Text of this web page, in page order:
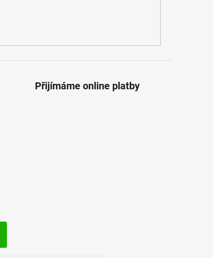
Přijímáme online platby